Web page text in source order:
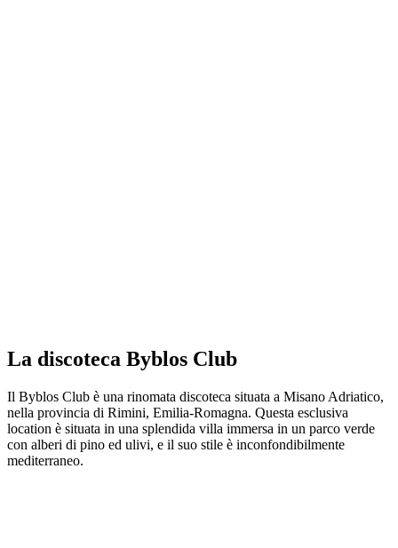
La discoteca Byblos Club
Il Byblos Club è una rinomata discoteca situata a Misano Adriatico,
nella provincia di Rimini, Emilia-Romagna. Questa esclusiva
location è situata in una splendida villa immersa in un parco verde
con alberi di pino ed ulivi, e il suo stile è inconfondibilmente
mediterraneo.